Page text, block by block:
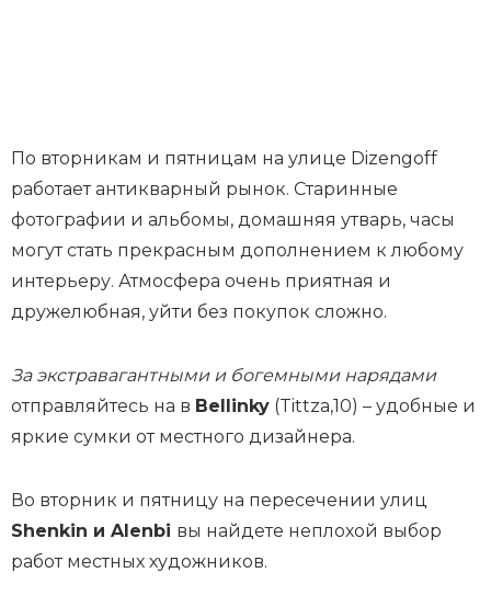
По вторникам и пятницам на улице Dizengoff
работает антикварный рынок. Старинные
фотографии и альбомы, домашняя утварь, часы
могут стать прекрасным дополнением к любому
интерьеру. Атмосфера очень приятная и
дружелюбная, уйти без покупок сложно.
За экстравагантными и богемными нарядами
отправляйтесь на в Bellinky (Tittza,10) – удобные и
яркие сумки от местного дизайнера.
Во вторник и пятницу на пересечении улиц
Shenkin и Alenbi вы найдете неплохой выбор
работ местных художников.